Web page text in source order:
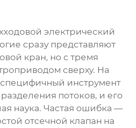
электрический
сразу представляют
кран, но с тремя
сверху. На
инструмент
потоков, и его
наука. Частая ошибка —
отсечной клапан на